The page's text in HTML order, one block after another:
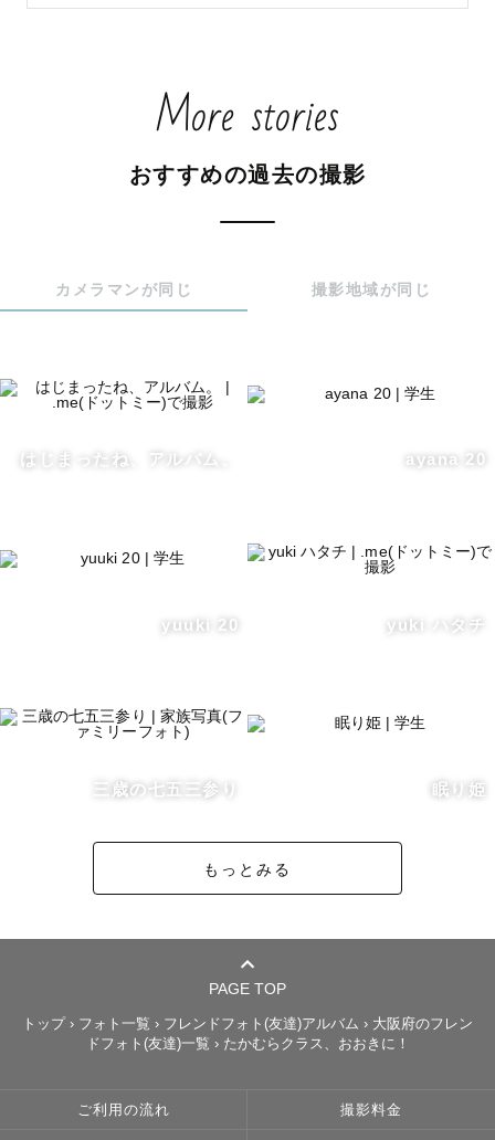
More stories
おすすめの過去の撮影
カメラマンが同じ 撮影地域が同じ
はじまったね、アルバム。 ayana 20
yuuki 20 yuki ハタチ
三歳の七五三参り 眠り姫
もっとみる
PAGE TOP
トップ › フォト一覧 › フレンドフォト(友達)アルバム › 大阪府のフレン
ドフォト(友達)一覧 › たかむらクラス、おおきに！
ご利用の流れ 撮影料金